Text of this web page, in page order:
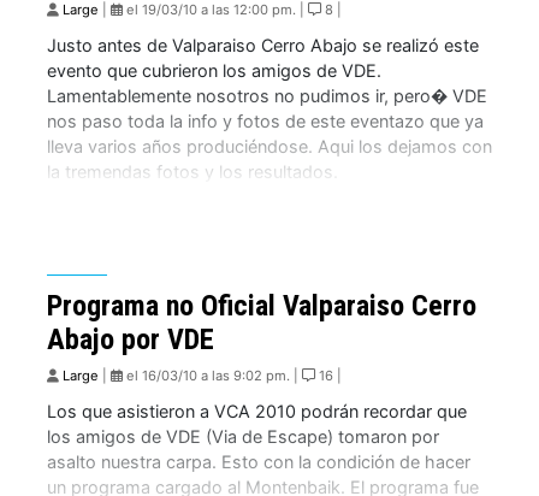
Large el 19/03/10 a las 12:00 pm. | 8 |
Justo antes de Valparaiso Cerro Abajo se realizó este
evento que cubrieron los amigos de VDE.
Lamentablemente nosotros no pudimos ir, pero� VDE
nos paso toda la info y fotos de este eventazo que ya
lleva varios años produciéndose. Aqui los dejamos con
la tremendas fotos y los resultados.
Programa no Oficial Valparaiso Cerro
Abajo por VDE
Large el 16/03/10 a las 9:02 pm. | 16 |
Los que asistieron a VCA 2010 podrán recordar que
los amigos de VDE (Via de Escape) tomaron por
asalto nuestra carpa. Esto con la condición de hacer
un programa cargado al Montenbaik. El programa fue